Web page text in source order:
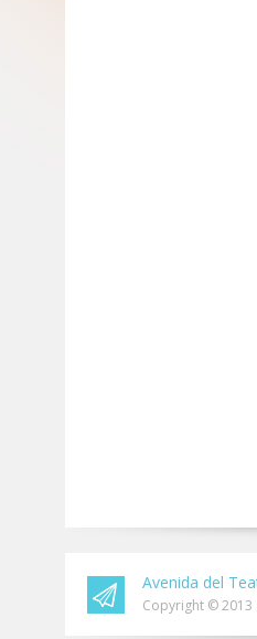
Avenida del
Copyright © 2013